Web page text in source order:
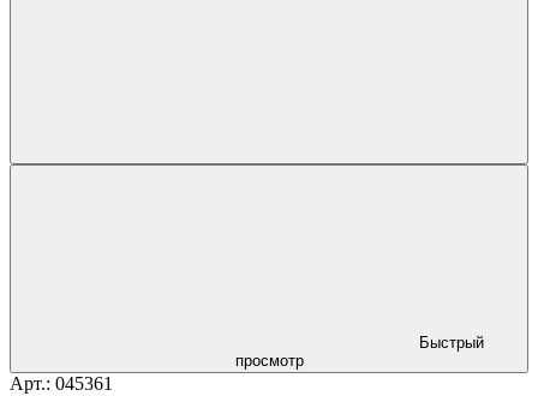
Быстрый
просмотр
Арт.: 045361